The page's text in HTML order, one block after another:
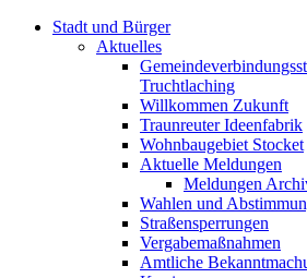
Stadt und Bürger
Aktuelles
Truchtlaching
Willkommen Zukunft
Traunreuter Ideenfabrik
Wohnbaugebiet Stocket
Aktuelle Meldungen
Meldungen
Wahlen und
Straßensperrungen
Vergabemaßnahmen
Amtliche